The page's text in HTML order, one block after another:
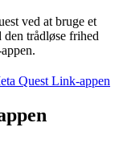
ved at bruge et
trådløse frihed
Quest Link-appen